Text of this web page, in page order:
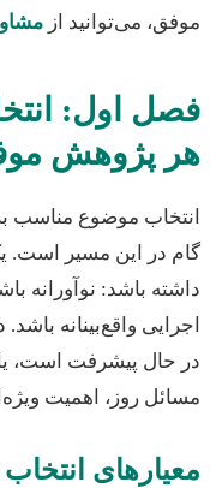
می‌توانید ازمشاوره
اول:
پژوهش موفق
موضوع مناسب برای
در این مسیر است. یک
باشد: نوآورانه باشد،
واقع‌بینانه باشد.
پیشرفت است،
روز، اهمیت ویژه‌ای
انتخاب